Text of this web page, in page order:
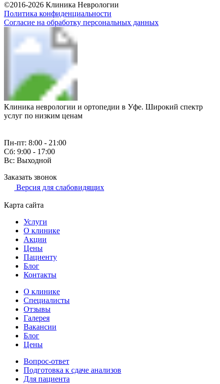
©2016-2026 Клиника Неврологии
Политика конфиденциальности
Согласие на обработку персональных данных
Клиника неврологии и ортопедии в Уфе. Широкий спектр
услуг по низким ценам
Пн-пт: 8:00 - 21:00
Сб: 9:00 - 17:00
Вс: Выходной
Заказать звонок
Версия для слабовидящих
Карта сайта
Услуги
О клинике
Акции
Цены
Пациенту
Блог
Контакты
О клинике
Специалисты
Отзывы
Галерея
Вакансии
Блог
Цены
Вопрос-ответ
Подготовка к сдаче анализов
Для пациента